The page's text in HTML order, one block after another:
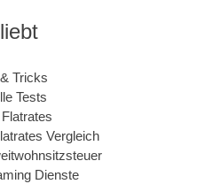
Tricks
Tests
Vergleich
Dienste